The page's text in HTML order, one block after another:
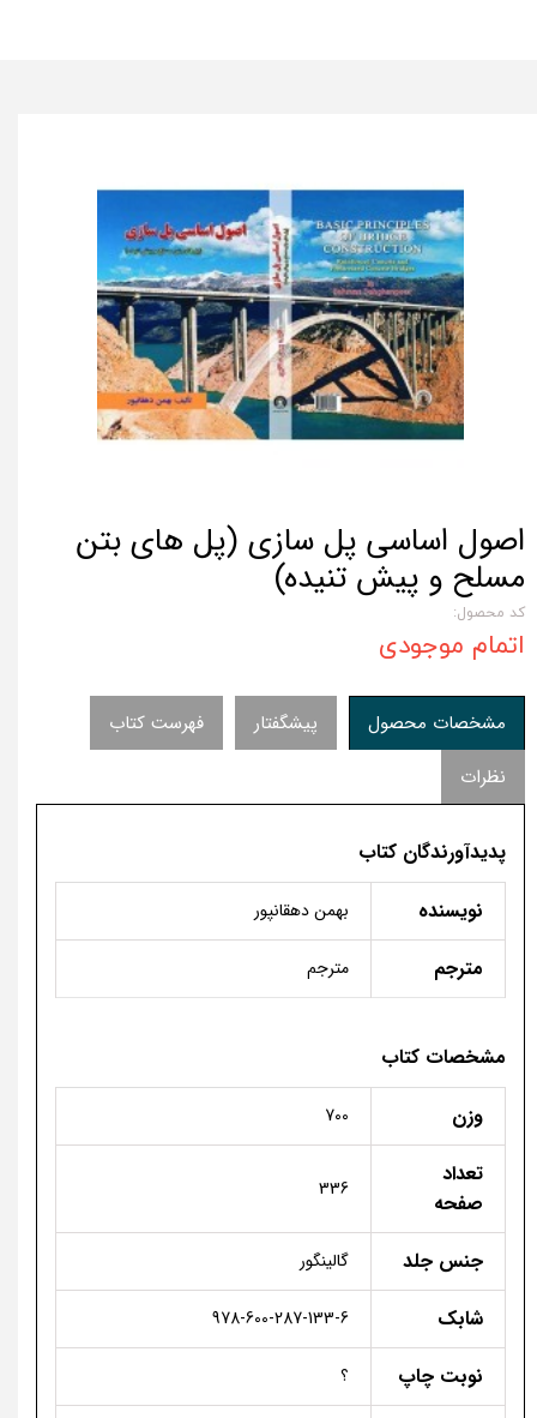
اصول اساسی پل سازی (پل های بتن
مسلح و پیش تنیده)
کد محصول:
اتمام موجودی
مشخصات محصول پیشگفتار
فهرست کتاب
نظرات
پدیدآورندگان کتاب
نویسنده
بهمن دهقانپور
مترجم مترجم
مشخصات کتاب
وزن
700
تعداد
صفحه
336
جنس جلد گالینگور
شابک 978-600-287-133-6
نوبت چاپ ؟